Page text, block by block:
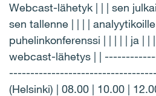
Webcast-lähetyk | | | sen
sen tallenne | | | |
puhelinkonferenssi | | | | | ja | |
webcast-lähetys | |
(Helsinki) | 08.00 | 10.00 |